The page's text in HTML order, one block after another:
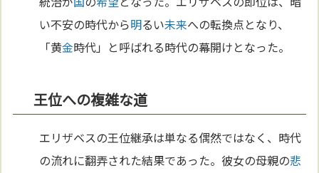
い不安の時代から明るい未来への転換点となり、
「黄金時代」と呼ばれる時代の幕開けとなった。
王位への複雑な道
エリザベスの王位継承は単なる偶然ではなく、時代
の流れに翻弄された結果であった。彼女の母親の悲